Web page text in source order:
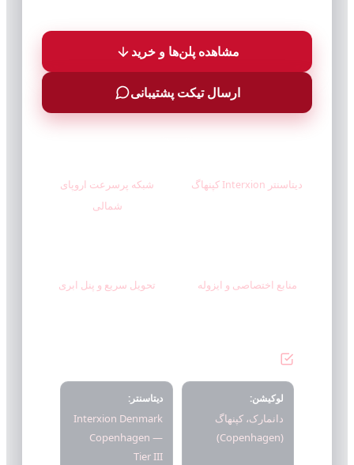
مشاهده پلن‌ها و خرید
ارسال تیکت پشتیبانی
دیتاسنتر Interxion کپنهاگ
شبکه پرسرعت اروپای
شمالی
منابع اختصاصی و ایزوله تحویل سریع و پنل ابری
لوکیشن:
دانمارک، کپنهاگ
(Copenhagen)
دیتاسنتر:
Interxion Denmark
Copenhagen —
Tier III